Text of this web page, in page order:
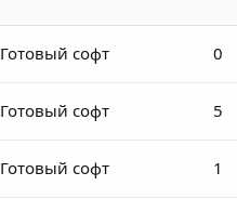
Готовый софт 0
Готовый софт 5
Готовый софт 1